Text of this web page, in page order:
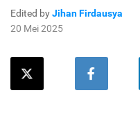
Edited byJihan Firdausya
20 Mei 2025